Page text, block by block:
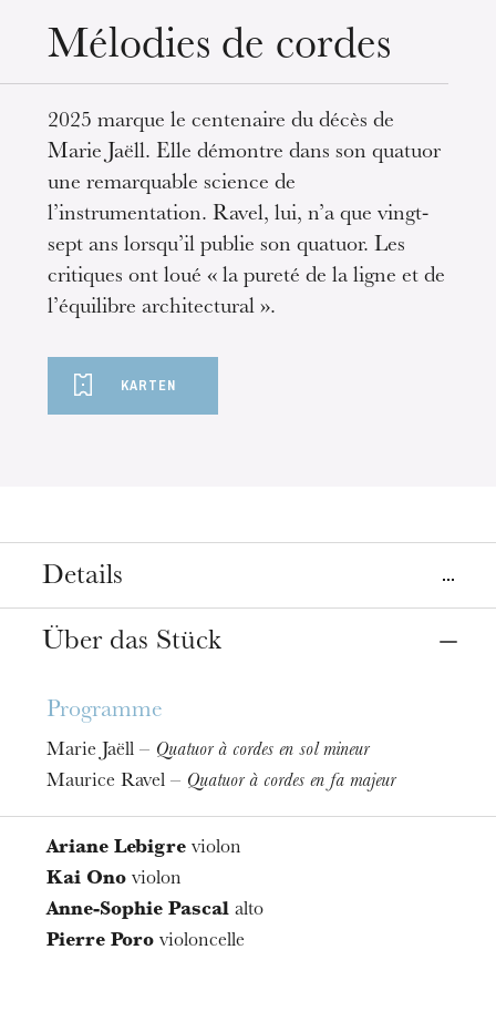
Mittwoch 19 Aug. 2026
Mélodies de cordes
2025 marque le centenaire du décès de
Marie Jaëll. Elle démontre dans son quatuor
une remarquable science de
l’instrumentation. Ravel, lui, n’a que vingt-
sept ans lorsqu’il publie son quatuor. Les
critiques ont loué « la pureté de la ligne et de
l’équilibre architectural ».
KARTEN
Details
Ort
Termine
18Juni 2025
Über das Stück
Programme
Marie Jaëll – Quatuor à cordes en sol mineur
Maurice Ravel – Quatuor à cordes en fa majeur
Ariane Lebigre violon
Kai Ono violon
Anne-Sophie Pascal alto
Pierre Poro violoncelle